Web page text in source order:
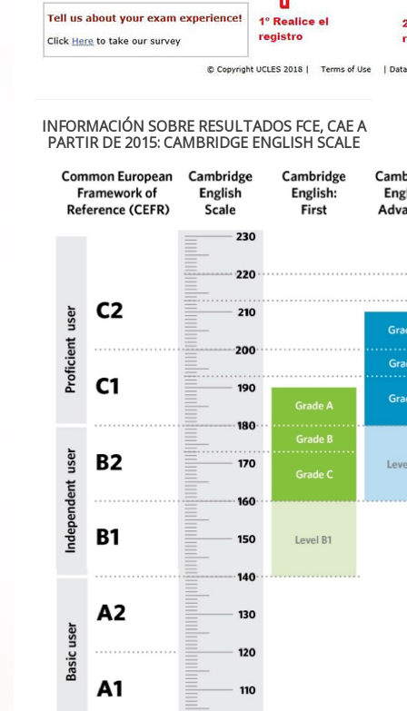
INFORMACIÓN SOBRE RESULTADOS FCE, CAE A
PARTIR DE 2015: CAMBRIDGE ENGLISH SCALE